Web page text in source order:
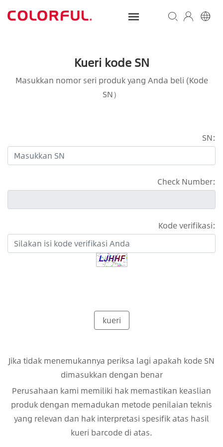
Kueri kode SN
Masukkan nomor seri produk yang Anda beli (Kode
SN）
SN:
Check Number:
Kode verifikasi:
kueri
Jika tidak menemukannya periksa lagi apakah kode SN
dimasukkan dengan benar
Perusahaan kami memiliki hak memastikan keaslian
produk dengan memadukan metode penilaian teknis
yang relevan dan hak interpretasi spesifik atas hasil
kueri barcode di atas.